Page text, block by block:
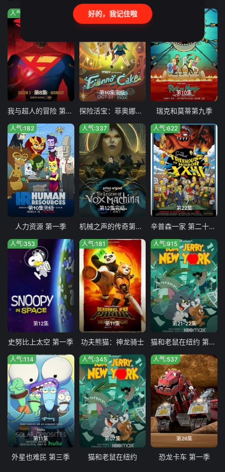
第8集
人气:114
我与超人的冒险 第三季
第10集完结
人气:5
探险活宝：菲奥娜与蛋糕 第二季
第10集
瑞克和莫蒂第九季
第10集完结
人气:182
人力资源 第一季
第12集完结
人气:337
机械之声的传奇第四季
第22集
人气:622
辛普森一家 第二十四季
第12集
人气:353
史努比上太空 第一季
第11集
人气:181
功夫熊猫：神龙骑士
第21-22集
人气:915
猫和老鼠在纽约 第二季
第11集
人气:114
外星也难民 第三季
第07集
人气:345
猫和老鼠在纽约
第26集
人气:537
恐龙卡车 第一季
好的，我记住啦